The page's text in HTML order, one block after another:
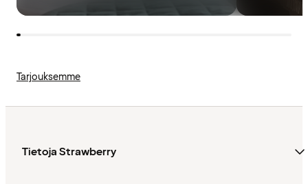
Tarjouksemme
Tietoja Strawberry